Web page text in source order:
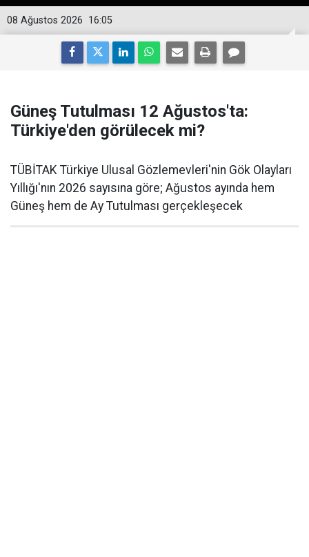
16:05
08 Ağustos 2026
Güneş Tutulması 12 Ağustos'ta:
Türkiye'den görülecek mi?
TÜBİTAK Türkiye Ulusal Gözlemevleri'nin Gök Olayları
Yıllığı'nın 2026 sayısına göre; Ağustos ayında hem
Güneş hem de Ay Tutulması gerçekleşecek